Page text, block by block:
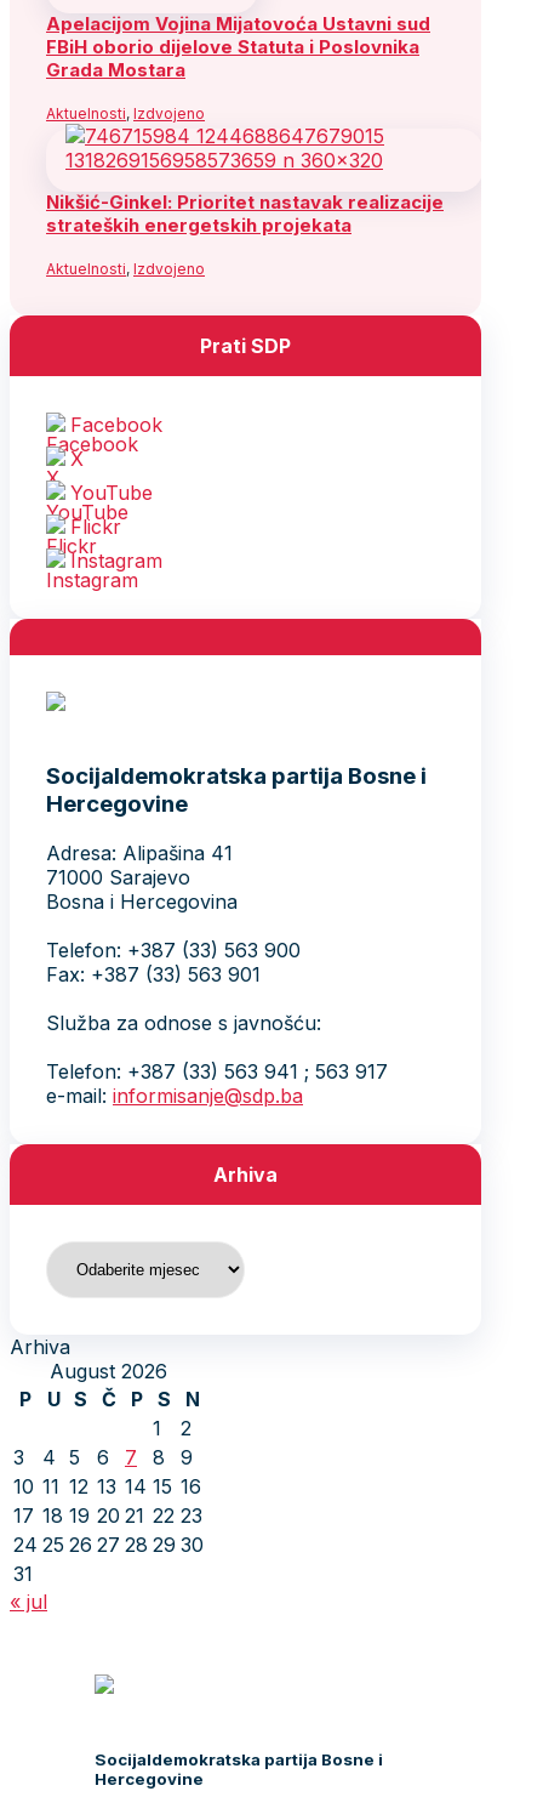
Apelacijom Vojina Mijatovoća Ustavni sud
FBiH oborio dijelove Statuta i Poslovnika
Grada Mostara
Aktuelnosti, Izdvojeno
Nikšić-Ginkel: Prioritet nastavak realizacije
strateških energetskih projekata
Aktuelnosti, Izdvojeno
Prati SDP
Facebook
X
YouTube
Flickr
Instagram
Socijaldemokratska partija Bosne i
Hercegovine
Adresa: Alipašina 41
71000 Sarajevo
Bosna i Hercegovina
Telefon: +387 (33) 563 900
Fax: +387 (33) 563 901
Služba za odnose s javnošću:
Telefon: +387 (33) 563 941 ; 563 917
e-mail: informisanje@sdp.ba
Arhiva
Arhiva
Arhiva
August 2026
P
U S Č P S
N
1
2
3
4 5 6 7 8
9
10 11 12 13 14 15 16
17 18 19 20 21 22 23
24 25 26 27 28 29 30
31
« jul
Socijaldemokratska partija Bosne i
Hercegovine